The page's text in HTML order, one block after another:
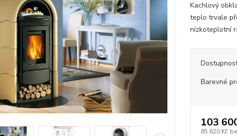
Kachlový
teplo trvale
nízkoteplotní
Barevné
103
85 620 Kč